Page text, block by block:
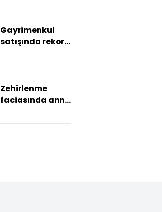
yeni vaka!
Gayrimenkul
satışında rekor!
düzenleme
Zehirlenme
faciasında anne
kaybetti!